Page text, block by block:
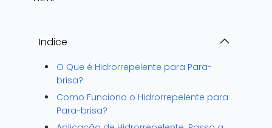
Indice
O Que é Hidrorrepelente para Para-
brisa?
Como Funciona o Hidrorrepelente para
Para-brisa?